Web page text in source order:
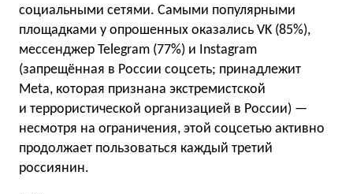
социальными сетями. Самыми популярными
площадками у опрошенных оказались VK (85%),
мессенджер Telegram (77%) и Instagram
(запрещённая в России соцсеть; принадлежит
Meta, которая признана экстремистской
и террористической организацией в России) —
несмотря на ограничения, этой соцсетью активно
продолжает пользоваться каждый третий
россиянин.